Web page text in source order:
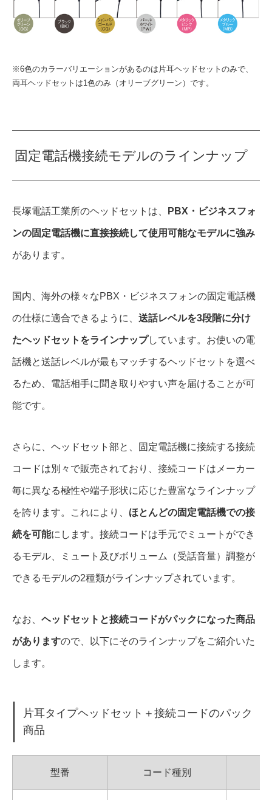
※6色のカラーバリエーションがあるのは片耳ヘッドセットのみで、
両耳ヘッドセットは1色のみ（オリーブグリーン）です。
固定電話機接続モデルのラインナップ
長塚電話工業所のヘッドセットは、 PBX・ビジネスフォ
ンの固定電話機に直接接続して使用可能なモデルに強み
があります。
国内、海外の様々なPBX・ビジネスフォンの固定電話機
の仕様に適合できるように、 送話レベルを3段階に分け
たヘッドセットをラインナップしています。お使いの電
話機と送話レベルが最もマッチするヘッドセットを選べ
るため、電話相手に聞き取りやすい声を届けることが可
能です。
さらに、ヘッドセット部と、固定電話機に接続する接続
コードは別々で販売されており、接続コードはメーカー
毎に異なる極性や端子形状に応じた豊富なラインナップ
を誇ります。これにより、 ほとんどの固定電話機での接
続を可能にします。接続コードは手元でミュートができ
るモデル、ミュート及びボリューム（受話音量）調整が
できるモデルの2種類がラインナップされています。
なお、 ヘッドセットと接続コードがパックになった商品
がありますので、以下にそのラインナップをご紹介いた
します。
片耳タイプヘッドセット＋接続コードのパック
商品
型番 コード種別